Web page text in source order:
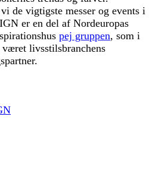
de vigtigste messer og events i
er en del af Nordeuropas
pej gruppen, som i
været livsstilsbranchens